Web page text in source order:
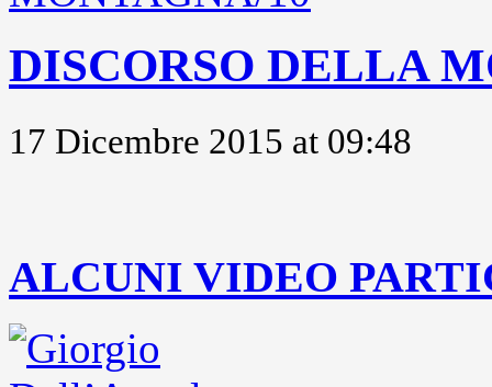
DISCORSO DELLA
17 Dicembre 2015 at 09:48
ALCUNI VIDEO